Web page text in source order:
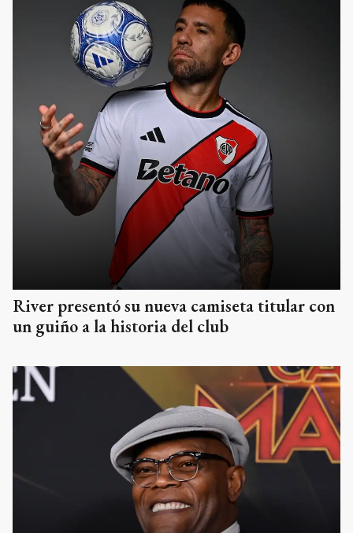
River presentó su nueva camiseta titular con
un guiño a la historia del club